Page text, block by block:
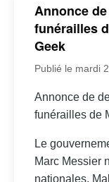
Annonce
funérailles
Geek
Publié le mardi
Annonce de
funérailles de
Le
Marc Messier
nationales.